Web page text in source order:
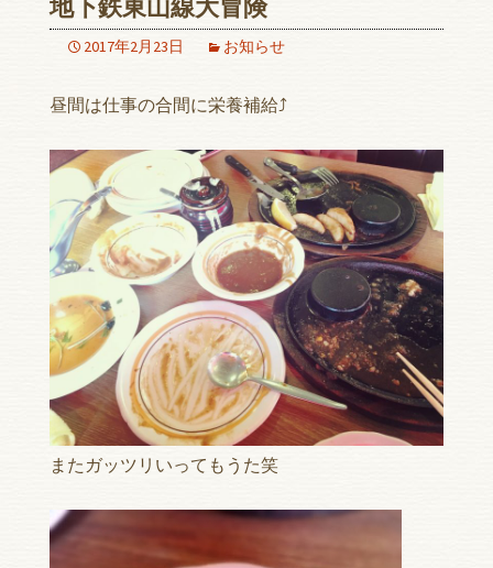
地下鉄東山線大冒険
2017年2月23日 お知らせ
昼間は仕事の合間に栄養補給⤴︎
またガッツリいってもうた笑